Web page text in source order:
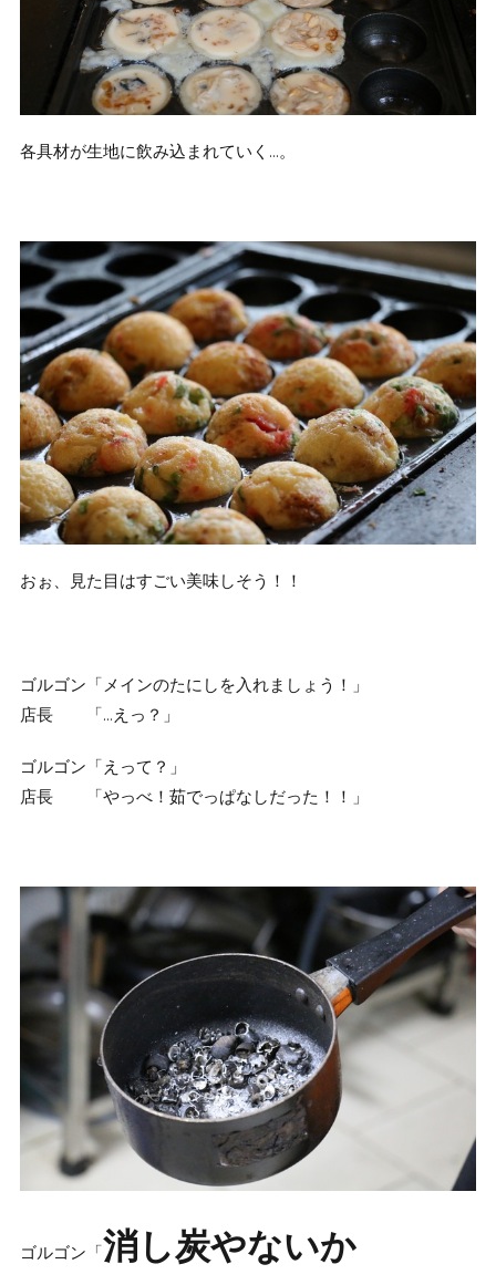
各具材が生地に飲み込まれていく…。
おぉ、見た目はすごい美味しそう！！
ゴルゴン「メインのたにしを入れましょう！」
店長 「…えっ？」
ゴルゴン「えって？」
店長 「やっべ！茹でっぱなしだった！！」
ゴルゴン「消し炭やないか